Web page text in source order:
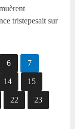
tristepesait sur
6 7
14 15
22 23